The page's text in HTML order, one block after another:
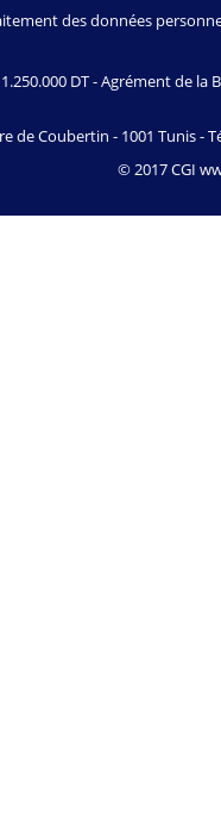
des données
DT - Agrément de la
de Coubertin - 1001 Tunis -
© 2017 CGI